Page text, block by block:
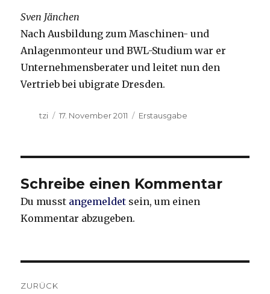
Sven Jänchen
Nach Ausbildung zum Maschinen- und
Anlagenmonteur und BWL-Studium war er
Unternehmensberater und leitet nun den
Vertrieb bei ubigrate Dresden.
Autor
tzi
Veröffentlicht
17. November 2011 Kategorien
Erstausgabe
Schreibe einen Kommentar
Du musst angemeldet sein, um einen
Kommentar abzugeben.
ZURÜCK